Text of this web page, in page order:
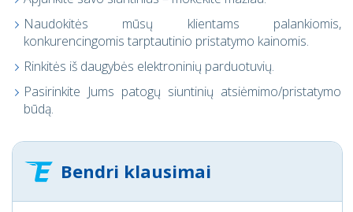
Naudokitės mūsų klientams palankiomis,
konkurencingomis tarptautinio pristatymo kainomis.
Rinkitės iš daugybės elektroninių parduotuvių.
Pasirinkite Jums patogų siuntinių atsiėmimo/pristatymo
būdą.
Bendri klausimai